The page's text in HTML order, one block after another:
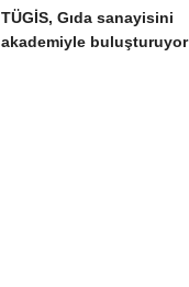
TÜGİS, Gıda sanayisini
akademiyle buluşturuyor